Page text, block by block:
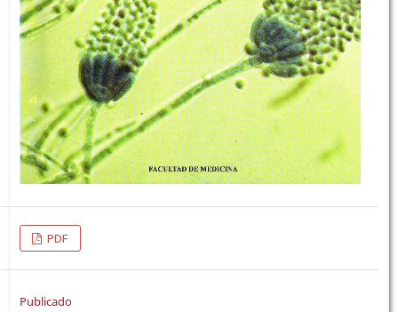
PDF
Publicado